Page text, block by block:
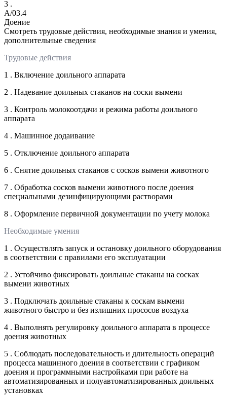
3 .
A/03.4
Доение
Смотреть трудовые действия, необходимые знания и умения,
дополнительные сведения
Трудовые действия
1 . Включение доильного аппарата
2 . Надевание доильных стаканов на соски вымени
3 . Контроль молокоотдачи и режима работы доильного
аппарата
4 . Машинное додаивание
5 . Отключение доильного аппарата
6 . Снятие доильных стаканов с сосков вымени животного
7 . Обработка сосков вымени животного после доения
специальными дезинфицирующими растворами
8 . Оформление первичной документации по учету молока
Необходимые умения
1 . Осуществлять запуск и остановку доильного оборудования
в соответствии с правилами его эксплуатации
2 . Устойчиво фиксировать доильные стаканы на сосках
вымени животных
3 . Подключать доильные стаканы к соскам вымени
животного быстро и без излишних прососов воздуха
4 . Выполнять регулировку доильного аппарата в процессе
доения животных
5 . Соблюдать последовательность и длительность операций
процесса машинного доения в соответствии с графиком
доения и программными настройками при работе на
автоматизированных и полуавтоматизированных доильных
установках